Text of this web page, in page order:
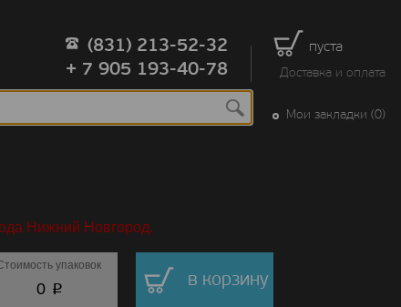
пуста
Доставка и оплата
(831) 213-52-32
+ 7 905 193-40-78
Мои закладки (0)
Нижний Новгород.
упаковок
0 p в корзину